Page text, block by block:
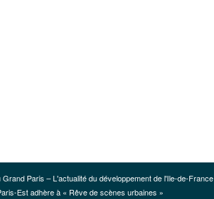
Grand Paris – L'actualité du développement de l'Ile-de-France
Est adhère à « Rêve de scènes urbaines »